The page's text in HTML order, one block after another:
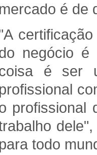
mercado é de
negócio é
é ser
profissional
profissional
para todo